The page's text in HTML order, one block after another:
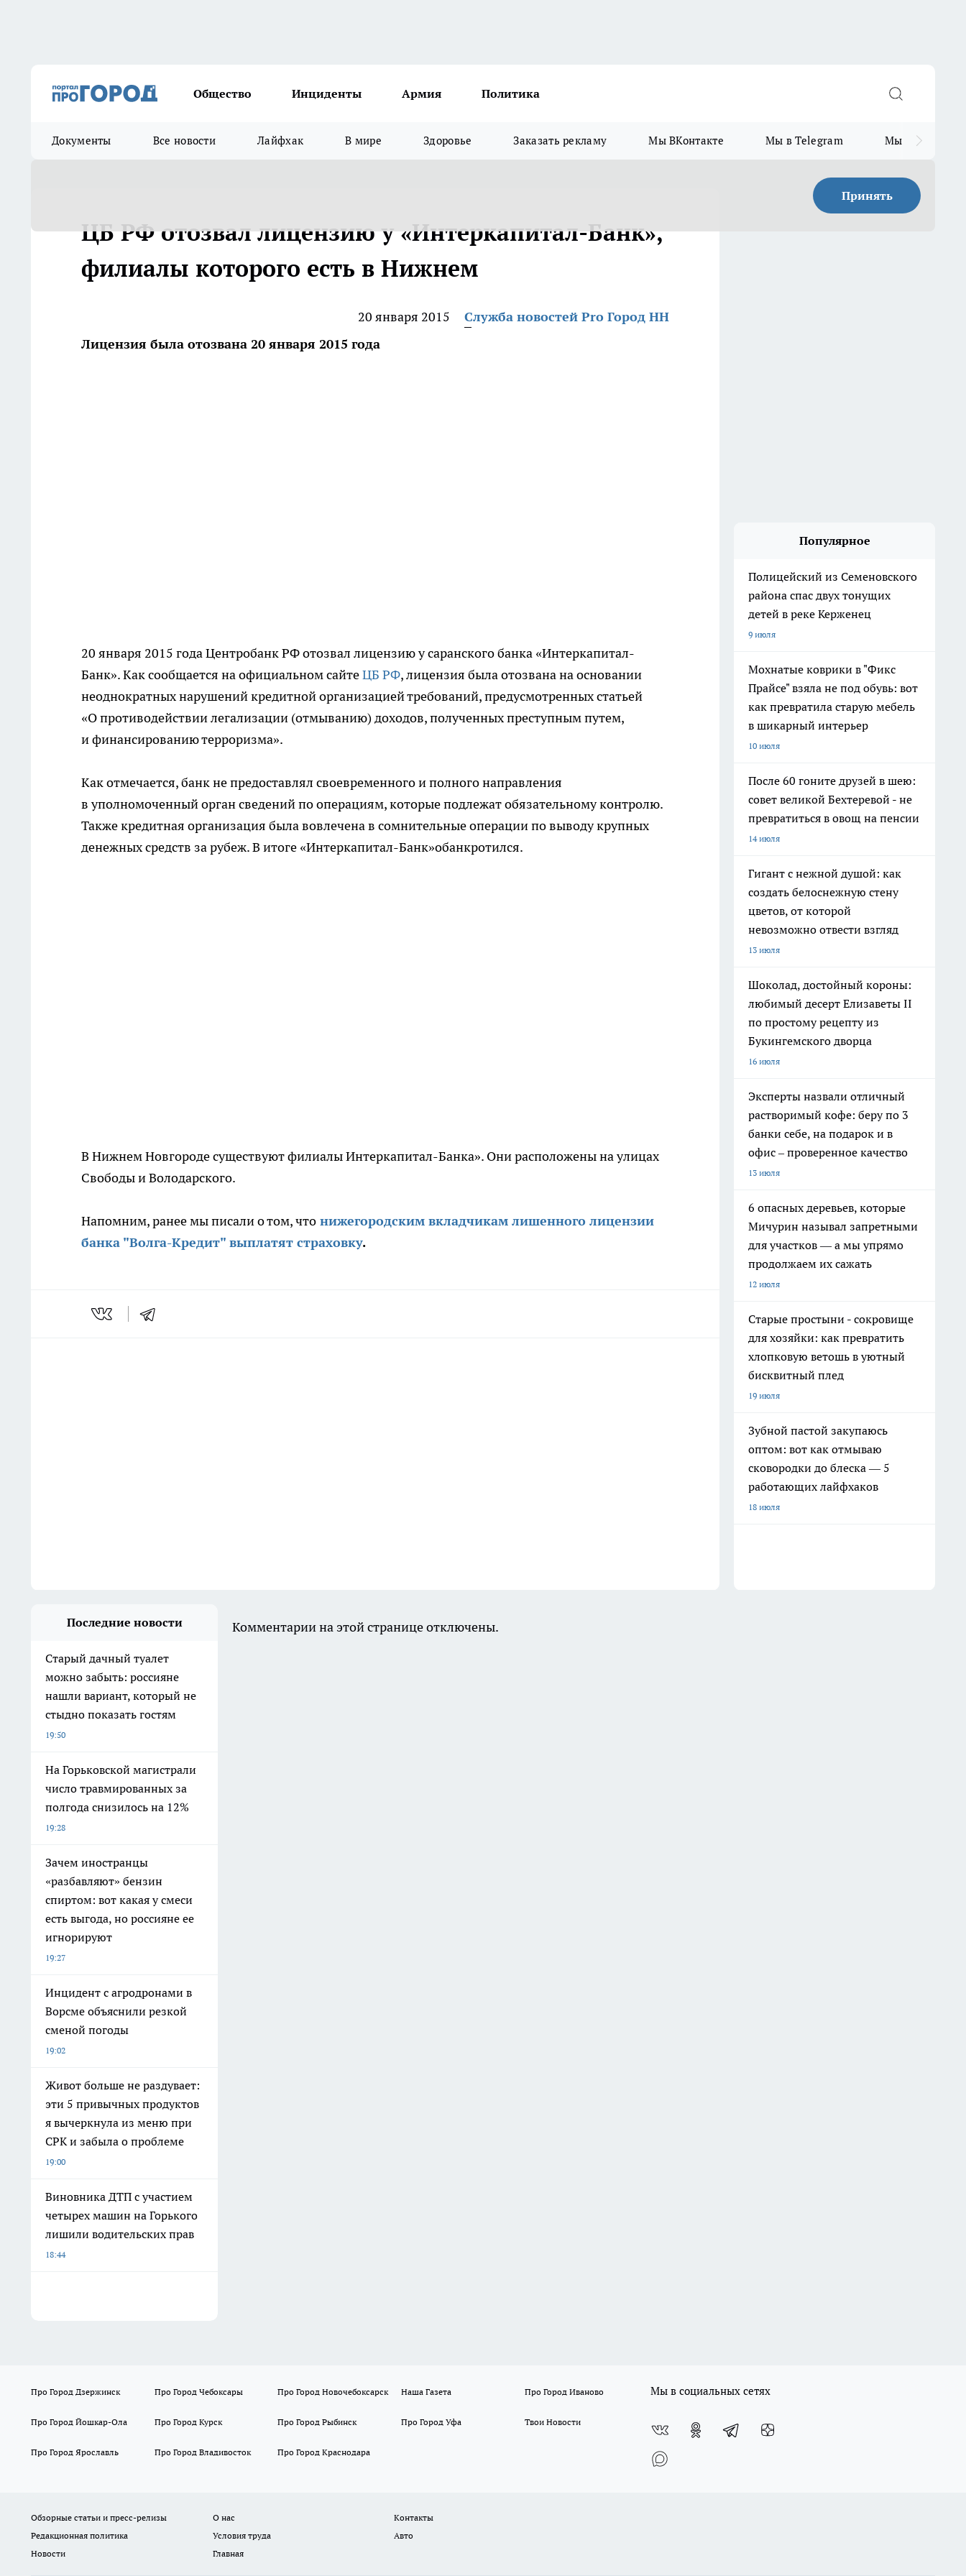
Общество Инциденты Армия Политика
Документы Все новости Лайфхак В мире Здоровье Заказать рекламу Мы ВКонтакте Мы в Telegram Мы в MAX
Принять
ЦБ РФ отозвал лицензию у «Интеркапитал-Банк»,
филиалы которого есть в Нижнем
20 января 2015
Служба новостей Pro Город НН
Лицензия была отозвана 20 января 2015 года
20 января 2015 года Центробанк РФ отозвал лицензию у саранского банка «Интеркапитал-
Банк». Как сообщается на официальном сайтеЦБ РФ, лицензия была отозвана на основании
неоднократных нарушений кредитной организацией требований, предусмотренных статьей
«О противодействии легализации (отмыванию) доходов, полученных преступным путем,
и финансированию терроризма».
Как отмечается, банк не предоставлял своевременного и полного направления
в уполномоченный орган сведений по операциям, которые подлежат обязательному контролю.
Также кредитная организация была вовлечена в сомнительные операции по выводу крупных
денежных средств за рубеж. В итоге «Интеркапитал-Банк»обанкротился.
В Нижнем Новгороде существуют филиалы Интеркапитал-Банка». Они расположены на улицах
Свободы и Володарского.
Напомним, ранее мы писали о том, что нижегородским вкладчикам лишенного лицензии
банка "Волга-Кредит" выплатят страховку.
Популярное
Полицейский из Семеновского
района спас двух тонущих
детей в реке Керженец
9 июля
Мохнатые коврики в "Фикс
Прайсе" взяла не под обувь: вот
как превратила старую мебель
в шикарный интерьер
10 июля
После 60 гоните друзей в шею:
совет великой Бехтеревой - не
превратиться в овощ на пенсии
14 июля
Гигант с нежной душой: как
создать белоснежную стену
цветов, от которой
невозможно отвести взгляд
13 июля
Шоколад, достойный короны:
любимый десерт Елизаветы II
по простому рецепту из
Букингемского дворца
16 июля
Эксперты назвали отличный
растворимый кофе: беру по 3
банки себе, на подарок и в
офис – проверенное качество
13 июля
6 опасных деревьев, которые
Мичурин называл запретными
для участков — а мы упрямо
продолжаем их сажать
12 июля
Старые простыни - сокровище
для хозяйки: как превратить
хлопковую ветошь в уютный
бисквитный плед
19 июля
Зубной пастой закупаюсь
оптом: вот как отмываю
сковородки до блеска — 5
работающих лайфхаков
18 июля
Последние новости
Старый дачный туалет
можно забыть: россияне
нашли вариант, который не
стыдно показать гостям
19:50
На Горьковской магистрали
число травмированных за
полгода снизилось на 12%
19:28
Зачем иностранцы
«разбавляют» бензин
спиртом: вот какая у смеси
есть выгода, но россияне ее
игнорируют
19:27
Инцидент с агродронами в
Ворсме объяснили резкой
сменой погоды
19:02
Живот больше не раздувает:
эти 5 привычных продуктов
я вычеркнула из меню при
СРК и забыла о проблеме
19:00
Виновника ДТП с участием
четырех машин на Горького
лишили водительских прав
18:44
Комментарии на этой странице отключены.
Про Город Дзержинск Про Город Чебоксары Про Город Новочебоксарск Наша Газета Про Город Иваново
Про Город Йошкар-Ола Про Город Курск Про Город Рыбинск Про Город Уфа Твои Новости
Про Город Ярославль Про Город Владивосток Про Город Краснодара
Мы в социальных сетях
Обзорные статьи и пресс-релизы О нас
Контакты
Редакционная политика
Условия труда
Авто
Новости
Главная